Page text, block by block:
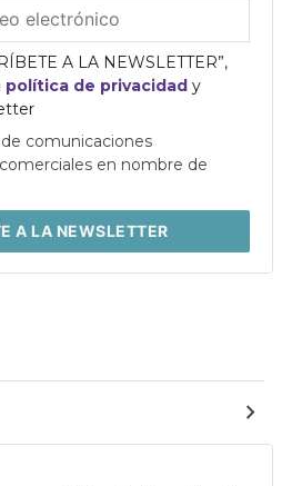
A LA NEWSLETTER”,
política de privacidad y
comunicaciones
en nombre de
A LA NEWSLETTER